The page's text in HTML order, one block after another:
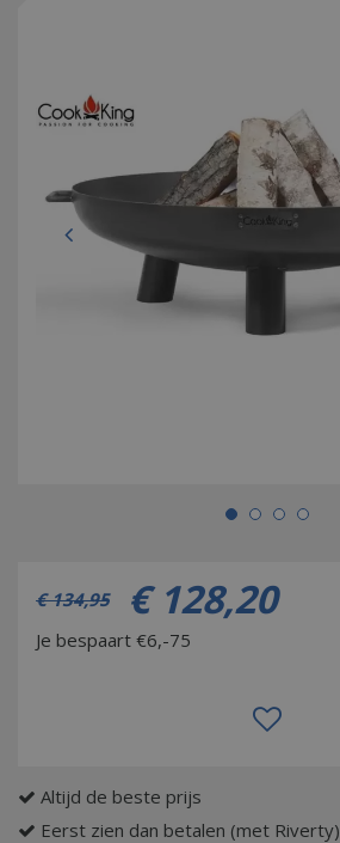
€ 134,95 € 128,20
Je bespaart €6,-75
Altijd de beste prijs
Eerst zien dan betalen (met Riverty)